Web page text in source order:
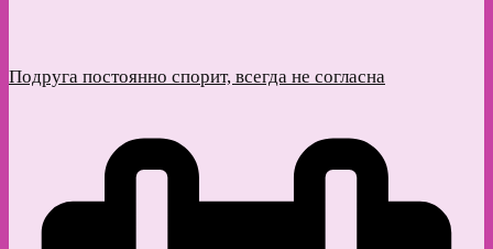
Подруга постоянно спорит, всегда не согласна